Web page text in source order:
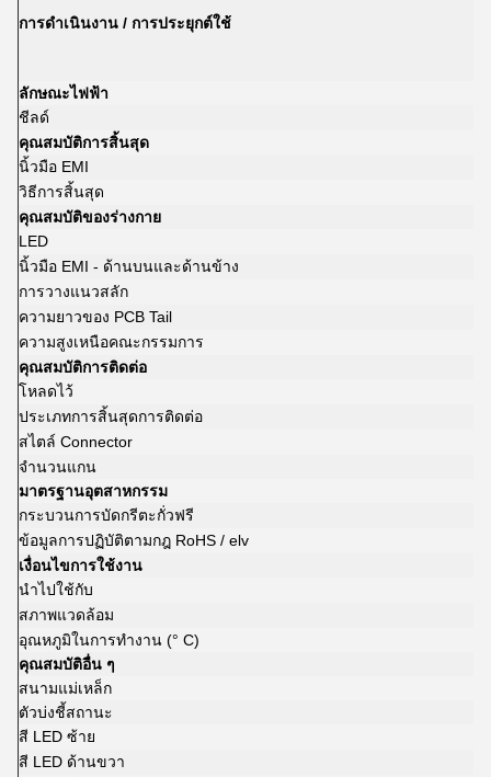
การดำเนินงาน / การประยุกต์ใช้
ลักษณะไฟฟ้า
ชีลด์
คุณสมบัติการสิ้นสุด
นิ้วมือ EMI
วิธีการสิ้นสุด
คุณสมบัติของร่างกาย
LED
นิ้วมือ EMI - ด้านบนและด้านข้าง
การวางแนวสลัก
ความยาวของ PCB Tail
ความสูงเหนือคณะกรรมการ
คุณสมบัติการติดต่อ
โหลดไว้
ประเภทการสิ้นสุดการติดต่อ
สไตล์ Connector
จำนวนแกน
มาตรฐานอุตสาหกรรม
กระบวนการบัดกรีตะกั่วฟรี
ข้อมูลการปฏิบัติตามกฎ RoHS / elv
เงื่อนไขการใช้งาน
นำไปใช้กับ
สภาพแวดล้อม
อุณหภูมิในการทำงาน (° C)
คุณสมบัติอื่น ๆ
สนามแม่เหล็ก
ตัวบ่งชี้สถานะ
สี LED ซ้าย
สี LED ด้านขวา